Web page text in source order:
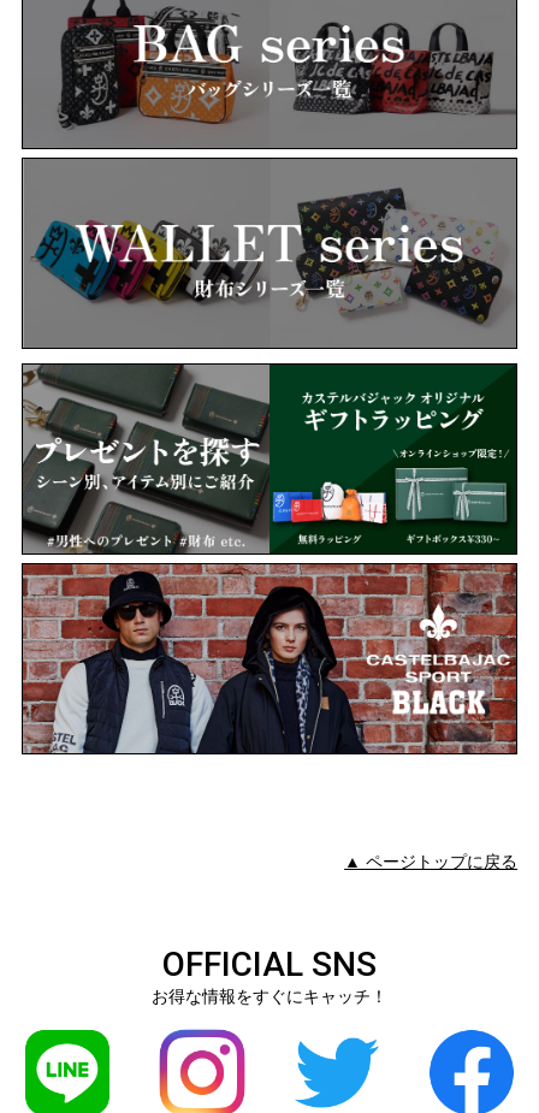
▲ ページトップに戻る
OFFICIAL SNS
お得な情報をすぐにキャッチ！